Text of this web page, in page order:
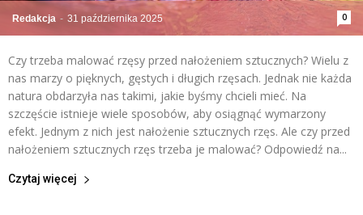
Redakcja - 31 października 2025 0
Czy trzeba malować rzęsy przed nałożeniem sztucznych? Wielu z
nas marzy o pięknych, gęstych i długich rzęsach. Jednak nie każda
natura obdarzyła nas takimi, jakie byśmy chcieli mieć. Na
szczęście istnieje wiele sposobów, aby osiągnąć wymarzony
efekt. Jednym z nich jest nałożenie sztucznych rzęs. Ale czy przed
nałożeniem sztucznych rzęs trzeba je malować? Odpowiedź na...
Czytaj więcej